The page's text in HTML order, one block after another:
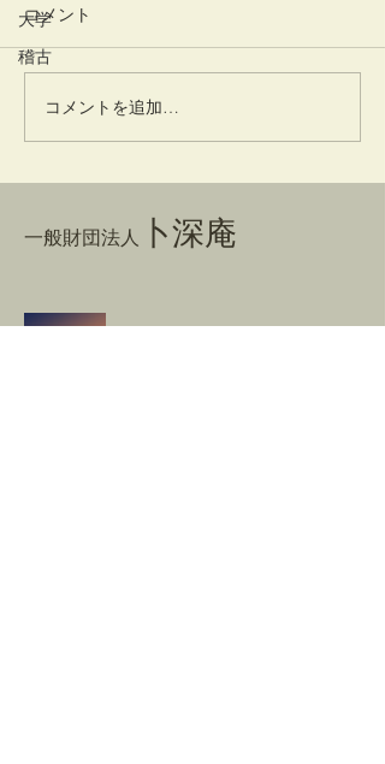
大学
稽古
かはず
コメント
コメントを追加…
一般財団法人 卜深庵